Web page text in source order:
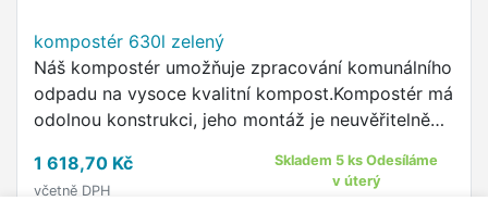
kompostér 630l zelený
Náš kompostér umožňuje zpracování komunálního
odpadu na vysoce kvalitní kompost.Kompostér má
odolnou konstrukci, jeho montáž je neuvěřitelně
1 618,70 Kč
včetně DPH
Skladem 5 ks Odesíláme
v úterý